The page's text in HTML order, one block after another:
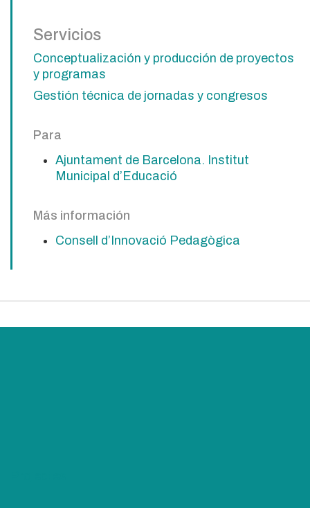
Servicios
Conceptualización y producción de proyectos
y programas
Gestión técnica de jornadas y congresos
Para
Ajuntament de Barcelona. Institut
Municipal d’Educació
Más información
Consell d’Innovació Pedagògica